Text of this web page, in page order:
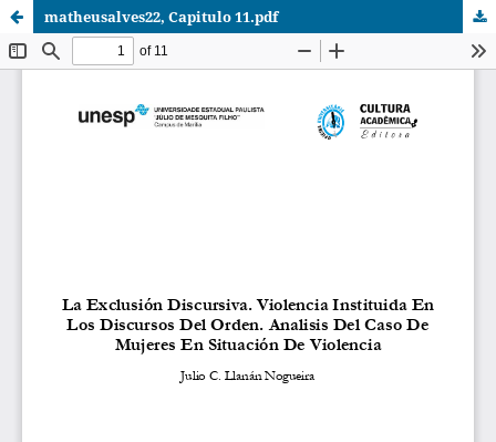
matheusalves22, Capitulo 11.pdf